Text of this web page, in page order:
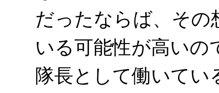
だったならば、そ
いる可能性が高いの
隊長として働いてい